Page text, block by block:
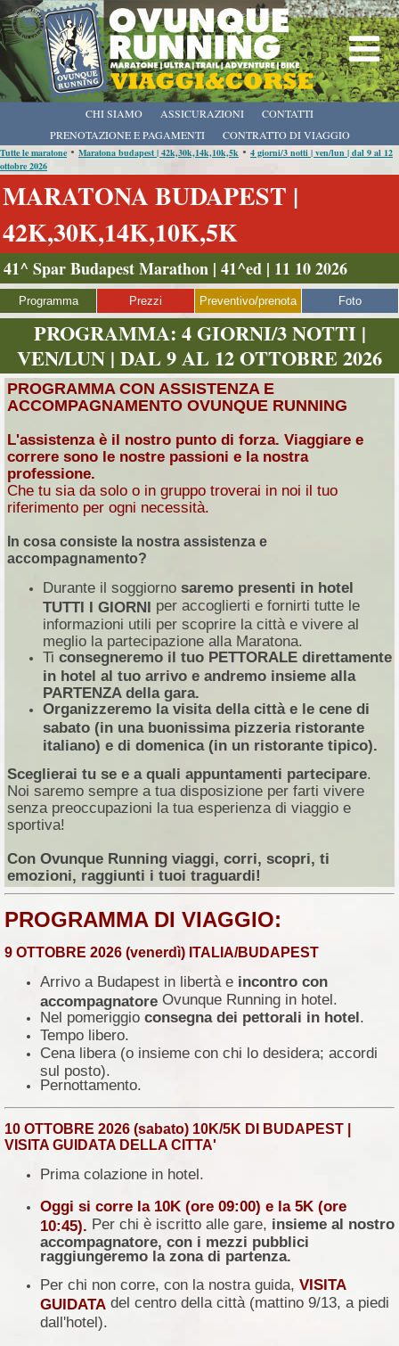
CHI SIAMO
PRENOTAZIONE E PAGAMENTI
CONTRATTO DI VIAGGIO
ASSICURAZIONI CONTATTI
Tutte le maratone • Maratona budapest | 42k,30k,14k,10k,5k • 4 giorni/3 notti | ven/lun | dal 9 al 12
ottobre 2026
MARATONA BUDAPEST |
42K,30K,14K,10K,5K
41^ Spar Budapest Marathon | 41^ed | 11 10 2026
Programma Prezzi Preventivo/prenota Foto
PROGRAMMA: 4 GIORNI/3 NOTTI |
VEN/LUN | DAL 9 AL 12 OTTOBRE 2026
PROGRAMMA CON ASSISTENZA E
ACCOMPAGNAMENTO OVUNQUE RUNNING
L'assistenza è il nostro punto di forza. Viaggiare e
correre sono le nostre passioni e la nostra
professione.
Che tu sia da solo o in gruppo troverai in noi il tuo
riferimento per ogni necessità.
In cosa consiste la nostra assistenza e
accompagnamento?
Durante il soggiorno saremo presenti in hotel
TUTTI I GIORNI per accoglierti e fornirti tutte le
informazioni utili per scoprire la città e vivere al
meglio la partecipazione alla Maratona.
Ti consegneremo il tuo PETTORALE direttamente
in hotel al tuo arrivo e andremo insieme alla
PARTENZA della gara.
Organizzeremo la visita della città e le cene di
sabato (in una buonissima pizzeria ristorante
italiano) e di domenica (in un ristorante tipico).
Sceglierai tu se e a quali appuntamenti partecipare.
Noi saremo sempre a tua disposizione per farti vivere
senza preoccupazioni la tua esperienza di viaggio e
sportiva!
Con Ovunque Running viaggi, corri, scopri, ti
emozioni, raggiunti i tuoi traguardi!
PROGRAMMA DI VIAGGIO:
9 OTTOBRE 2026 (venerdì) ITALIA/BUDAPEST
Arrivo a Budapest in libertà e incontro con
accompagnatore Ovunque Running in hotel.
Nel pomeriggio consegna dei pettorali in hotel .
Tempo libero.
Cena libera (o insieme con chi lo desidera; accordi
sul posto).
Pernottamento.
10 OTTOBRE 2026 (sabato) 10K/5K DI BUDAPEST |
VISITA GUIDATA DELLA CITTA'
Prima colazione in hotel.
Oggi si corre la 10K (ore 09:00) e la 5K (ore
10:45). Per chi è iscritto alle gare, insieme al nostro
accompagnatore, con i mezzi pubblici
raggiungeremo la zona di partenza.
Per chi non corre, con la nostra guida, VISITA
GUIDATA del centro della città (mattino 9/13, a piedi
dall'hotel).